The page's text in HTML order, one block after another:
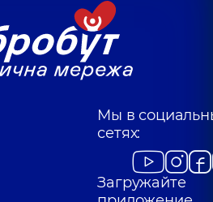
Мы в
сетях:
Загружайте